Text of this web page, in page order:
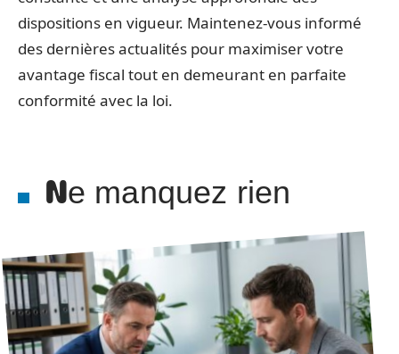
dispositions en vigueur. Maintenez-vous informé
des dernières actualités pour maximiser votre
avantage fiscal tout en demeurant en parfaite
conformité avec la loi.
Ne manquez rien